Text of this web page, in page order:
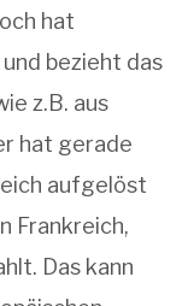
hat
bezieht das
z.B. aus
hat gerade
aufgelöst
Frankreich,
Das kann